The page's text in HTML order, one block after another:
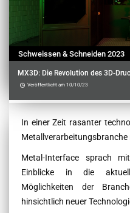
Schweissen & Schneiden 2023
MX3D: Die Revolution des 3D-
Veröffentlicht am 10/10/23
Contenu
In einer Zeit rasanter
Metal-Interface sprach
Einblicke in die
Möglichkeiten der
hinsichtlich neuer